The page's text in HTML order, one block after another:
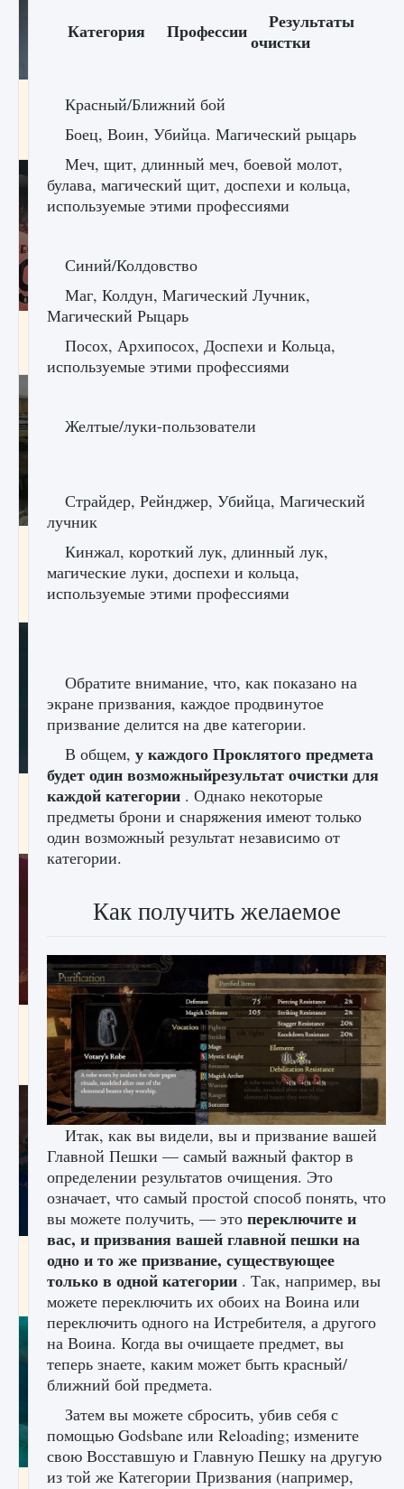
Все новые функции в режиме карьеры EA
FC 25
9 августа 2024 2 096 0 2
Входят ли «Милан» и «Интер» в EA FC 25
9 августа 2024 2 064 0 1
Как исправить текстовую ошибку
пользовательского интерфейса Delta
Force Hawk Ops
9 августа 2024 1 945 0
Как проверить статус сервера Delta Force
Hawk Ops
9 августа 2024 1 286 0 0
Как приручить существ джунглей Нари в
игре Creatures of Ava
9 августа 2024 1 218 0
Как разблокировать заклинание Крист в
Creatures of Ava
9 августа 2024 1 393 0 0
Как приручить существ из степей Тамура в
Категория Профессии
Результаты
очистки
Красный/Ближний бой
Боец, Воин, Убийца. Магический рыцарь
Меч, щит, длинный меч, боевой молот,
булава, магический щит, доспехи и кольца,
используемые этими профессиями
Синий/Колдовство
Маг, Колдун, Магический Лучник,
Магический Рыцарь
Посох, Архипосох, Доспехи и Кольца,
используемые этими профессиями
Желтые/луки-пользователи
Страйдер, Рейнджер, Убийца, Магический
лучник
Кинжал, короткий лук, длинный лук,
магические луки, доспехи и кольца,
используемые этими профессиями
Обратите внимание, что, как показано на
экране призвания, каждое продвинутое
призвание делится на две категории.
В общем, у каждого Проклятого предмета
будет один возможныйрезультат очистки для
каждой категории . Однако некоторые
предметы брони и снаряжения имеют только
один возможный результат независимо от
категории.
Как получить желаемое
Итак, как вы видели, вы и призвание вашей
Главной Пешки — самый важный фактор в
определении результатов очищения. Это
означает, что самый простой способ понять, что
вы можете получить, — это переключите и
вас, и призвания вашей главной пешки на
одно и то же призвание, существующее
только в одной категории . Так, например, вы
можете переключить их обоих на Воина или
переключить одного на Истребителя, а другого
на Воина. Когда вы очищаете предмет, вы
теперь знаете, каким может быть красный/
ближний бой предмета.
Затем вы можете сбросить, убив себя с
помощью Godsbane или Reloading; измените
свою Восставшую и Главную Пешку на другую
из той же Категории Призвания (например,